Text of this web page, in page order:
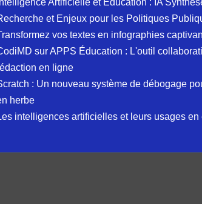
Intelligence Artificielle et Éducation : IA
et Enjeux pour les Politiques
vos textes en infographies
sur APPS Éducation : L'outil
en ligne
: Un nouveau système de débogage
herbe
intelligences artificielles et leurs usages en